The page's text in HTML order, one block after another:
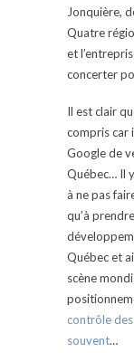
Jonquière,
Quatre
et
concerter
Il est clair
compris car
Google de
Québec… Il
à ne pas
qu’à
Québec et
scène
contrôle
souvent…